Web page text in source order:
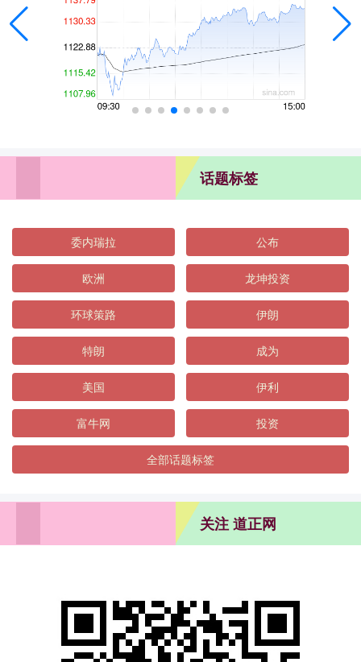
话题标签
委内瑞拉 公布
欧洲 龙坤投资
环球策路 伊朗
特朗 成为
美国 伊利
富牛网 投资
全部话题标签
关注 道正网